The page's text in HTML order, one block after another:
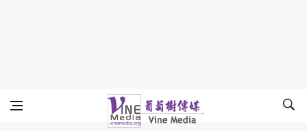
Vine Media
葡萄樹傳媒